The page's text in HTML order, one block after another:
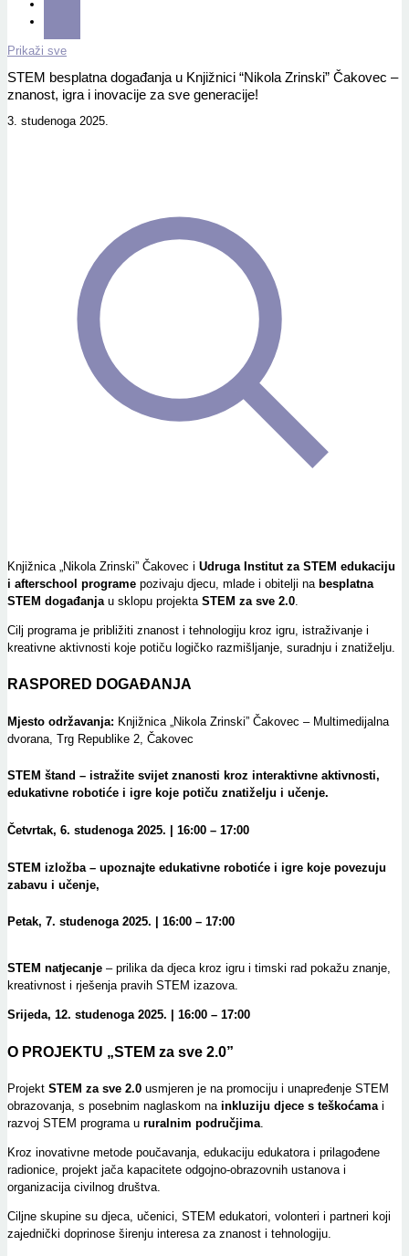
Prikaži sve
STEM besplatna događanja u Knjižnici “Nikola Zrinski” Čakovec –
znanost, igra i inovacije za sve generacije!
3. studenoga 2025.
Knjižnica „Nikola Zrinski” Čakovec i Udruga Institut za STEM edukaciju
i afterschool programe pozivaju djecu, mlade i obitelji na besplatna
STEM događanjau sklopu projekta STEM za sve 2.0.
Cilj programa je približiti znanost i tehnologiju kroz igru, istraživanje i
kreativne aktivnosti koje potiču logičko razmišljanje, suradnju i znatiželju.
RASPORED DOGAĐANJA
Mjesto održavanja: Knjižnica „Nikola Zrinski” Čakovec – Multimedijalna
dvorana, Trg Republike 2, Čakovec
STEM štand – istražite svijet znanosti kroz interaktivne aktivnosti,
edukativne robotiće i igre koje potiču znatiželju i učenje.
Četvrtak, 6. studenoga 2025. | 16:00 – 17:00
STEM izložba – upoznajte edukativne robotiće i igre koje povezuju
zabavu i učenje,
Petak, 7. studenoga 2025. | 16:00 – 17:00
STEM natjecanje – prilika da djeca kroz igru i timski rad pokažu znanje,
kreativnost i rješenja pravih STEM izazova.
Srijeda, 12. studenoga 2025. | 16:00 – 17:00
O PROJEKTU „STEM za sve 2.0”
Projekt STEM za sve 2.0 usmjeren je na promociju i unapređenje STEM
obrazovanja, s posebnim naglaskom na inkluziju djece s teškoćama i
razvoj STEM programa u ruralnim područjima
Kroz inovativne metode poučavanja, edukaciju edukatora i prilagođene
radionice, projekt jača kapacitete odgojno-obrazovnih ustanova i
organizacija civilnog društva.
Ciljne skupine su djeca, učenici, STEM edukatori, volonteri i partneri koji
zajednički doprinose širenju interesa za znanost i tehnologiju.